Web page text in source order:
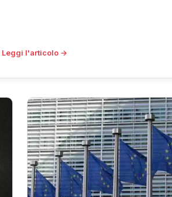
Leggi l'articolo →